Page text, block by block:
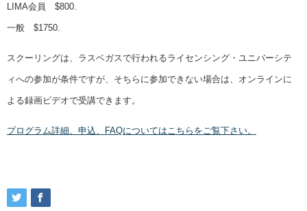
LIMA会員 $800.
一般 $1750.
スクーリングは、ラスベガスで行われるライセンシング・ユニバーシテ
ィへの参加が条件ですが、そちらに参加できない場合は、オンラインに
よる録画ビデオで受講できます。
プログラム詳細、申込、FAQについてはこちらをご覧下さい。